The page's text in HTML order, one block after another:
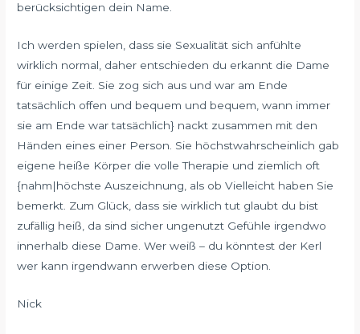
berücksichtigen dein Name.
Ich werden spielen, dass sie Sexualität sich anfühlte
wirklich normal, daher entschieden du erkannt die Dame
für einige Zeit. Sie zog sich aus und war am Ende
tatsächlich offen und bequem und bequem, wann immer
sie am Ende war tatsächlich} nackt zusammen mit den
Händen eines einer Person. Sie höchstwahrscheinlich gab
eigene heiße Körper die volle Therapie und ziemlich oft
{nahm|höchste Auszeichnung, als ob Vielleicht haben Sie
bemerkt. Zum Glück, dass sie wirklich tut glaubt du bist
zufällig heiß, da sind sicher ungenutzt Gefühle irgendwo
innerhalb diese Dame. Wer weiß – du könntest der Kerl
wer kann irgendwann erwerben diese Option.
Nick